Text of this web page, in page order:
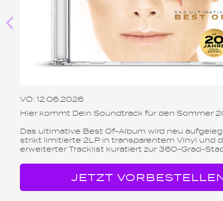
VÖ: 12.06.2026
Hier kommt Dein Soundtrack für den Sommer
Das ultimative Best Of-Album wird neu
strikt limitierte 2LP in transparentem Vinyl und
erweiterter Tracklist kuratiert zur 360-Grad-
JETZT